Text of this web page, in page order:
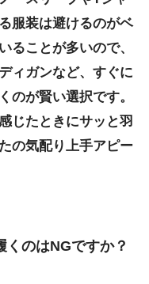
服装は避けるのがベ
ることが多いので、
ィガンなど、すぐに
のが賢い選択です。
じたときにサッと羽
の気配り上手アピー
くのはNGですか？